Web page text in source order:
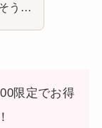
う…
限定でお得